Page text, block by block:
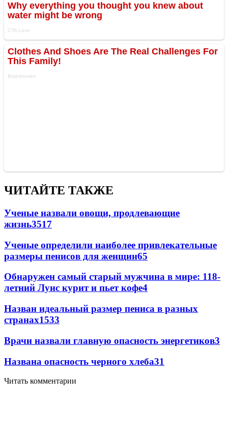
ЧИТАЙТЕ ТАКЖЕ
Ученые назвали овощи, продлевающие
жизнь3517
Ученые определили наиболее привлекательные
размеры пенисов для женщин65
Обнаружен самый старый мужчина в мире: 118-
летний Луис курит и пьет кофе4
Назван идеальный размер пениса в разных
странах1533
Врачи назвали главную опасность энергетиков3
Названа опасность черного хлеба31
Читать комментарии